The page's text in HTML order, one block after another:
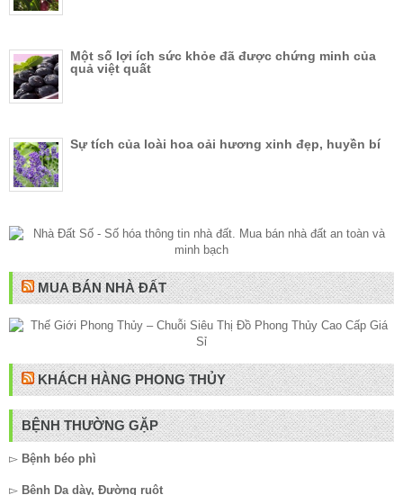
Một số lợi ích sức khỏe đã được chứng minh của
quả việt quất
Sự tích của loài hoa oải hương xinh đẹp, huyền bí
MUA BÁN NHÀ ĐẤT
KHÁCH HÀNG PHONG THỦY
BỆNH THƯỜNG GẶP
▻ Bệnh béo phì
▻ Bệnh Dạ dày, Đường ruột